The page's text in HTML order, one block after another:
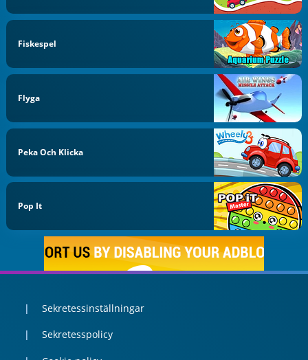
Fiskespel
Flyga
Peka Och Klicka
Pop It
Sekretessinställningar
Sekretesspolicy